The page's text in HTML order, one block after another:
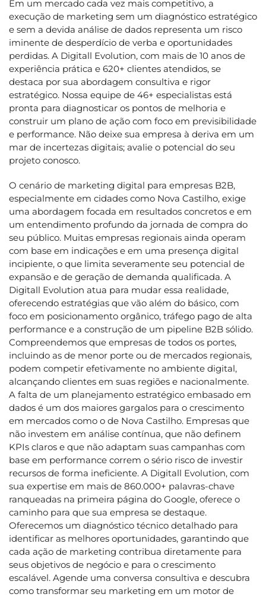
Em um mercado cada vez mais competitivo, a
execução de marketing sem um diagnóstico estratégico
e sem a devida análise de dados representa um risco
iminente de desperdício de verba e oportunidades
perdidas. A Digitall Evolution, com mais de 10 anos de
experiência prática e 620+ clientes atendidos, se
destaca por sua abordagem consultiva e rigor
estratégico. Nossa equipe de 46+ especialistas está
pronta para diagnosticar os pontos de melhoria e
construir um plano de ação com foco em previsibilidade
e performance. Não deixe sua empresa à deriva em um
mar de incertezas digitais; avalie o potencial do seu
projeto conosco.
O cenário de marketing digital para empresas B2B,
especialmente em cidades como Nova Castilho, exige
uma abordagem focada em resultados concretos e em
um entendimento profundo da jornada de compra do
seu público. Muitas empresas regionais ainda operam
com base em indicações e em uma presença digital
incipiente, o que limita severamente seu potencial de
expansão e de geração de demanda qualificada. A
Digitall Evolution atua para mudar essa realidade,
oferecendo estratégias que vão além do básico, com
foco em posicionamento orgânico, tráfego pago de alta
performance e a construção de um pipeline B2B sólido.
Compreendemos que empresas de todos os portes,
incluindo as de menor porte ou de mercados regionais,
podem competir efetivamente no ambiente digital,
alcançando clientes em suas regiões e nacionalmente.
A falta de um planejamento estratégico embasado em
dados é um dos maiores gargalos para o crescimento
em mercados como o de Nova Castilho. Empresas que
não investem em análise contínua, que não definem
KPIs claros e que não adaptam suas campanhas com
base em performance correm o sério risco de investir
recursos de forma ineficiente. A Digitall Evolution, com
sua expertise em mais de 860.000+ palavras-chave
ranqueadas na primeira página do Google, oferece o
caminho para que sua empresa se destaque.
Oferecemos um diagnóstico técnico detalhado para
identificar as melhores oportunidades, garantindo que
cada ação de marketing contribua diretamente para
seus objetivos de negócio e para o crescimento
escalável. Agende uma conversa consultiva e descubra
como transformar seu marketing em um motor de